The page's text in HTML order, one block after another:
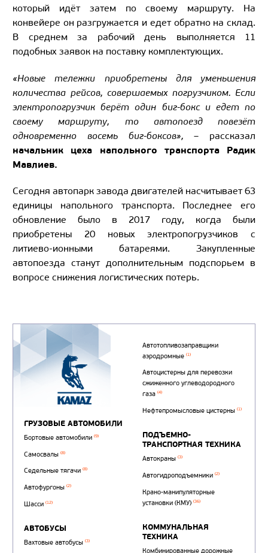
который идёт затем по своему маршруту. На
конвейере он разгружается и едет обратно на склад.
В среднем за рабочий день выполняется 11
подобных заявок на поставку комплектующих.
«Новые тележки приобретены для уменьшения
количества рейсов, совершаемых погрузчиком. Если
электропогрузчик берёт один биг-бокс и едет по
своему маршруту, то автопоезд повезёт
одновременно восемь биг-боксов», – рассказал
начальник цеха напольного транспорта Радик
Мавлиев.
Сегодня автопарк завода двигателей насчитывает 63
единицы напольного транспорта. Последнее его
обновление было в 2017 году, когда были
приобретены 20 новых электропогрузчиков с
литиево-ионными батареями. Закупленные
автопоезда станут дополнительным подспорьем в
вопросе снижения логистических потерь.